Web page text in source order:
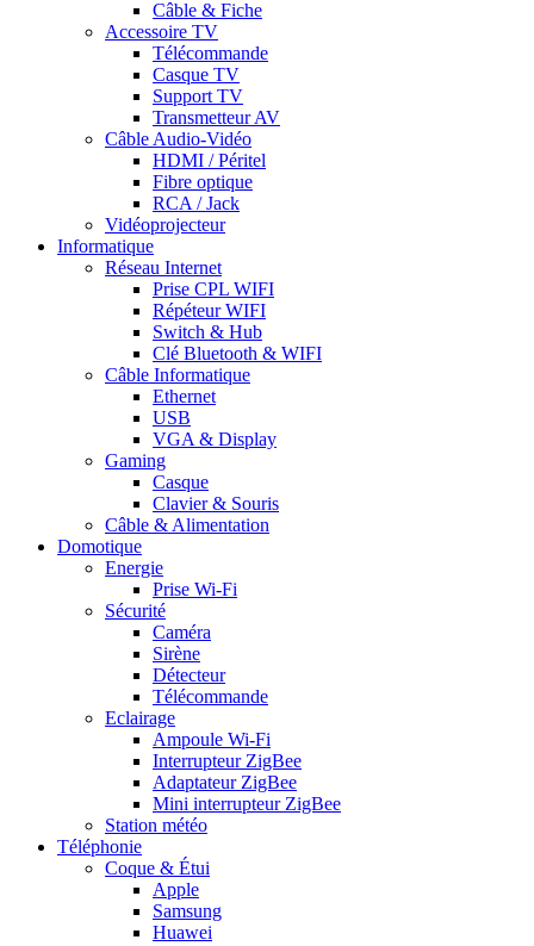
Câble & Fiche
Accessoire TV
Télécommande
Casque TV
Support TV
Transmetteur AV
Câble Audio-Vidéo
HDMI / Péritel
Fibre optique
RCA / Jack
Vidéoprojecteur
Informatique
Réseau Internet
Prise CPL WIFI
Répéteur WIFI
Switch & Hub
Clé Bluetooth & WIFI
Câble Informatique
Ethernet
USB
VGA & Display
Gaming
Casque
Clavier & Souris
Câble & Alimentation
Domotique
Energie
Prise Wi-Fi
Sécurité
Caméra
Sirène
Détecteur
Télécommande
Eclairage
Ampoule Wi-Fi
Interrupteur ZigBee
Adaptateur ZigBee
Mini interrupteur ZigBee
Station météo
Téléphonie
Coque & Étui
Apple
Samsung
Huawei